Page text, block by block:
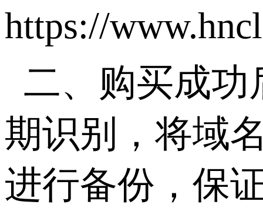
https://
二、购买成功
期识别，将域
进行备份，保